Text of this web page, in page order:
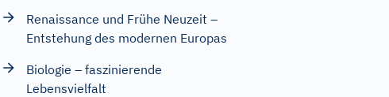
Renaissance und Frühe Neuzeit –
Entstehung des modernen Europas
Biologie – faszinierende
Lebensvielfalt